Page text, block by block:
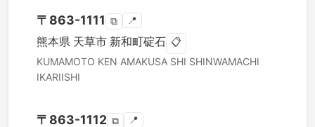
〒 863-1111 ⧉ 📍
熊本県 天草市 新和町碇石 📋
KUMAMOTO KEN AMAKUSA SHI SHINWAMACHI
IKARIISHI
〒 863-1112 ⧉ 📍